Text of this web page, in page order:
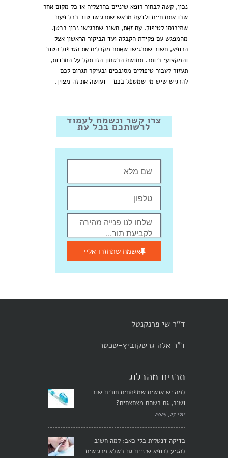
נכון, קשה לבחור רופא שיניים בהרצליה או כל מקום אחר
שבו אתם חיים ולדעת מראש שתרגישו טוב בכל פעם
שתיכנסו לטיפול. עם זאת, חשוב שתרגישו נכון בבטן.
מהמפגש עם פקידת הקבלה ועד הביקור הראשון אצל
הרופא, חשוב שתרגישו שאתם מקבלים את הטיפול הטוב
והמקצועי ביותר. תחושת הבטחון הזו תקל על החרדות,
תעזור לעבור טיפולים מסובכים ובעיקר תגרום לכם
להרגיש שיש מי שמטפל בכם – ועושה את זה מצוין.
צרו קשר ונשמח לעמוד
לרשותכם בכל עת
אשמח שתחזרו אליי
ד''ר שי פרנקנטל
ד"ר אלה גרשקוביץ-שכטר
תכנים מהבלוג
למה יש אנשים שמפתחים חורים שוב
ושוב, גם כשהם מצחצחים?
יולי 27, 2026
בדיקה דנטלית בלי כאב: למה חשוב
להגיע לרופא שיניים גם כשלא מרגישים